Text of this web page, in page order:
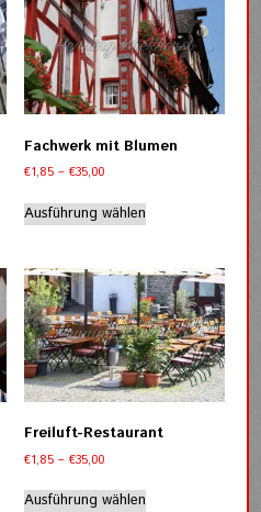
Fachwerk mit Blumen
€1,85 – €35,00Preisspanne:
bis
€35,00
Ausführung wählenProdukt
Varianten
auf.
Die
Optionen
können
auf
Produktseite
Freiluft-Restaurant
€1,85 – €35,00Preisspanne:
bis
Ausführung wählen
Dieses
Produkt